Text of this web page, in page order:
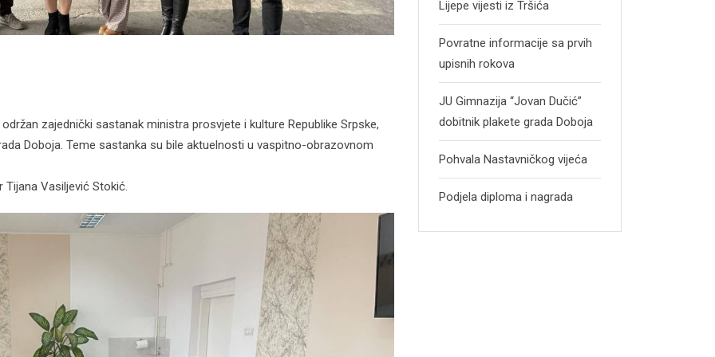
zajednički sastanak ministra prosvjete i kulture Republike Srpske,
Doboja. Teme sastanka su bile aktuelnosti u vaspitno-obrazovnom
Vasiljević Stokić.
Lijepe vijesti iz Tršića
Povratne informacije sa prvih
upisnih rokova
JU Gimnazija “Jovan Dučić”
dobitnik plakete grada Doboja
Pohvala Nastavničkog vijeća
Podjela diploma i nagrada